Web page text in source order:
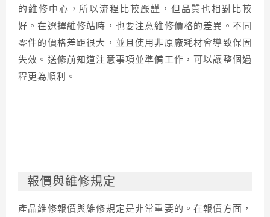
的維修中心，所以流程比較嚴謹，但品質也相對比較
好。在選擇維修站時，也要注意維修價格的差異。不同
零件的價格差距很大，並且使用非原廠耗材會導致保固
失效。送修前知道注意事項並準備工作，可以讓整個過
程更為順利。
報價與維修規定
產品維修報價與維修規定是非常重要的。在報價方面，